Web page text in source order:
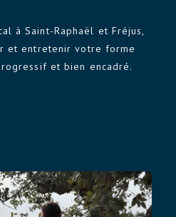
à Saint-Raphaël et Fréjus,
et entretenir votre forme
et bien encadré.